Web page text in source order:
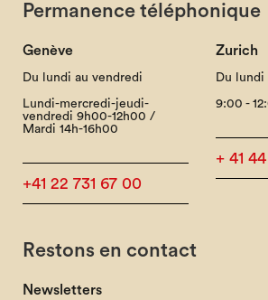
Permanence téléphonique
Genève
Du lundi au vendredi
Lundi-mercredi-jeudi-
vendredi 9h00-12h00 /
Mardi 14h-16h00
+41 22 731 67 00
Zurich
Du lundi
9:00 -
+ 41
Restons en contact
Newsletters